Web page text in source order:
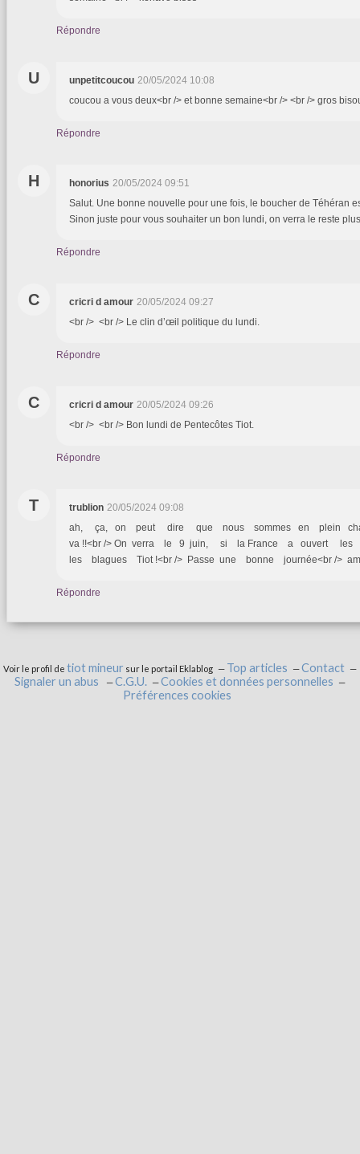
Répondre
U unpetitcoucou 20/05/2024 10:08
coucou a vous deux<br /> et bonne semaine<br /> <br /> gros
Répondre
H honorius 20/05/2024 09:51
Salut. Une bonne nouvelle pour une fois, le boucher de Téhéran
Sinon juste pour vous souhaiter un bon lundi, on verra le reste
Répondre
C cricri d amour 20/05/2024 09:27
<br /> <br /> Le clin d’œil politique du lundi.
Répondre
C cricri d amour 20/05/2024 09:26
<br /> <br /> Bon lundi de Pentecôtes Tiot.
Répondre
T trublion 20/05/2024 09:08
ah, ça, on peut dire que nous sommes en plein
va !!<br /> On verra le 9 juin, si la France a ouvert les
les blagues Tiot !<br /> Passe une bonne journée<br />
Répondre
Voir le profil de tiot mineur sur le portail Eklablog Top articles
Contact
Signaler un abus
C.G.U.
Cookies et données personnelles
Préférences cookies